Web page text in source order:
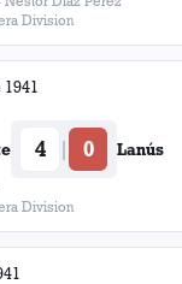
Division
4 | 0 Lanús
Division